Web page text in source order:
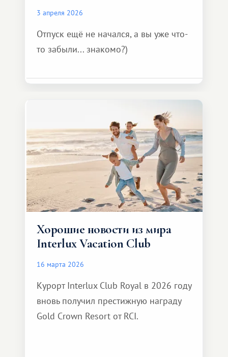
3 апреля 2026
Отпуск ещё не начался, а вы уже что-
то забыли... знакомо?)
Хорошие новости из мира
Interlux Vacation Club
16 марта 2026
Курорт Interlux Club Royal в 2026 году
вновь получил престижную награду
Gold Crown Resort от RCI.